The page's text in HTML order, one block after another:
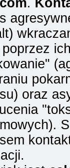
oraz